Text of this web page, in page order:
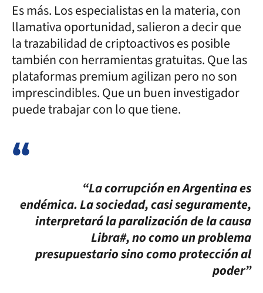
Es más. Los especialistas en la materia, con
llamativa oportunidad, salieron a decir que
la trazabilidad de criptoactivos es posible
también con herramientas gratuitas. Que las
plataformas premium agilizan pero no son
imprescindibles. Que un buen investigador
puede trabajar con lo que tiene.
“La corrupción en Argentina es
endémica. La sociedad, casi seguramente,
interpretará la paralización de la causa
Libra#, no como un problema
presupuestario sino como protección al
poder”